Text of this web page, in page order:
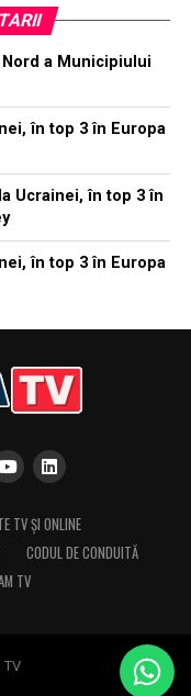
Nord a Municipiului
în top 3 în Europa
Ucrainei, în top 3 în
în top 3 în Europa
TV ȘI ONLINE
CODUL DE CONDUITĂ
TV
TV